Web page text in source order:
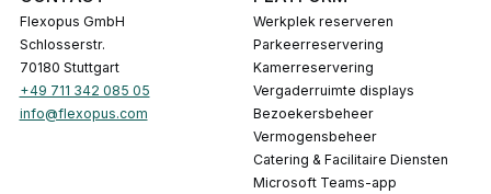
Flexopus GmbH
Schlosserstr.
70180 Stuttgart
+49 711 342 085 05
info@flexopus.com
Werkplek reserveren
Parkeerreservering
Kamerreservering
Vergaderruimte displays
Bezoekersbeheer
Vermogensbeheer
Catering & Facilitaire Diensten
Microsoft Teams-app